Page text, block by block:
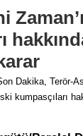
Dakika, Terör-
kumpasçıları